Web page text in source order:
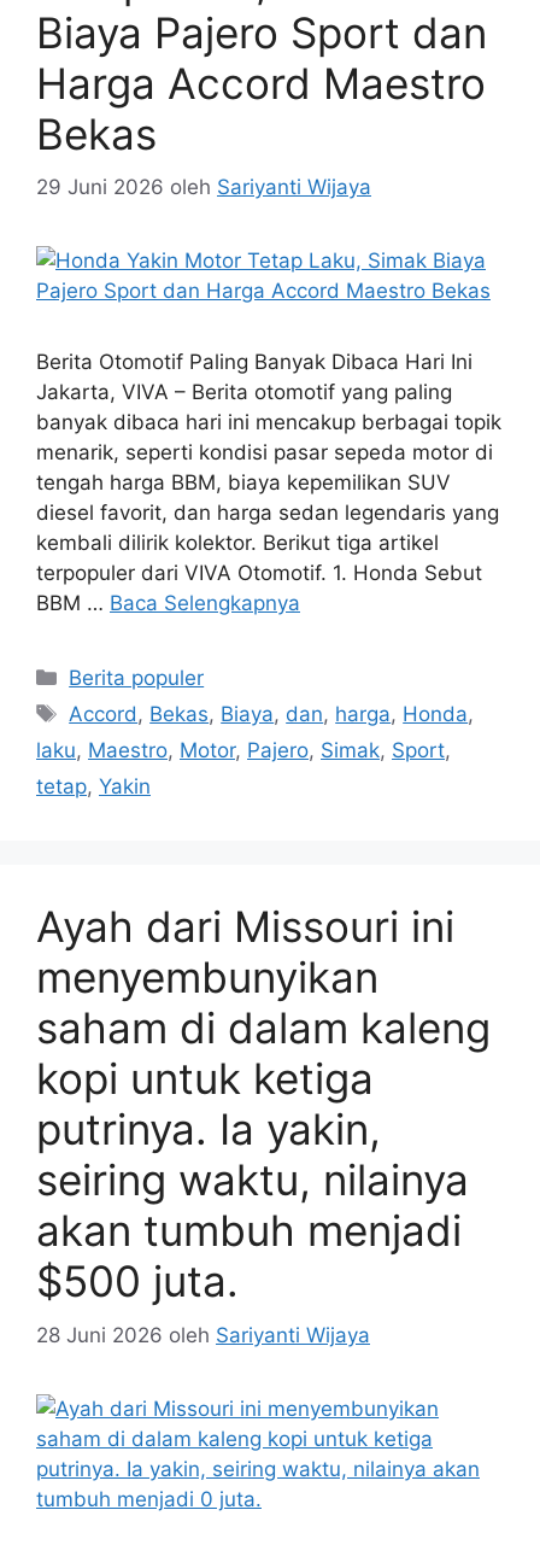
Biaya Pajero Sport dan
Harga Accord Maestro
Bekas
29 Juni 2026 oleh Sariyanti Wijaya
Berita Otomotif Paling Banyak Dibaca Hari Ini
Jakarta, VIVA – Berita otomotif yang paling
banyak dibaca hari ini mencakup berbagai topik
menarik, seperti kondisi pasar sepeda motor di
tengah harga BBM, biaya kepemilikan SUV
diesel favorit, dan harga sedan legendaris yang
kembali dilirik kolektor. Berikut tiga artikel
terpopuler dari VIVA Otomotif. 1. Honda Sebut
BBM … Baca Selengkapnya
Kategori
Berita populer
Tag
Accord, Bekas, Biaya, dan, harga, Honda,
laku, Maestro, Motor, Pajero, Simak, Sport,
tetap, Yakin
Ayah dari Missouri ini
menyembunyikan
saham di dalam kaleng
kopi untuk ketiga
putrinya. Ia yakin,
seiring waktu, nilainya
akan tumbuh menjadi
$500 juta.
28 Juni 2026 oleh Sariyanti Wijaya